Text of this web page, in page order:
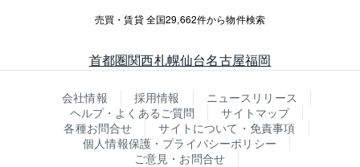
売買・賃貸 全国29,662件から物件検索
首都圏関西札幌仙台名古屋福岡
会社情報 採用情報
ニュースリリース
ヘルプ・よくあるご質問
サイトマップ
各種お問合せ
サイトについて・免責事項
個人情報保護・プライバシーポリシー
ご意見・お問合せ